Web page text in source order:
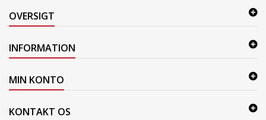
OVERSIGT
INFORMATION
MIN KONTO
KONTAKT OS